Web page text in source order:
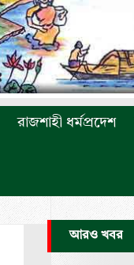
রাজশাহী ধর্মপ্রদেশ
আরও খবর